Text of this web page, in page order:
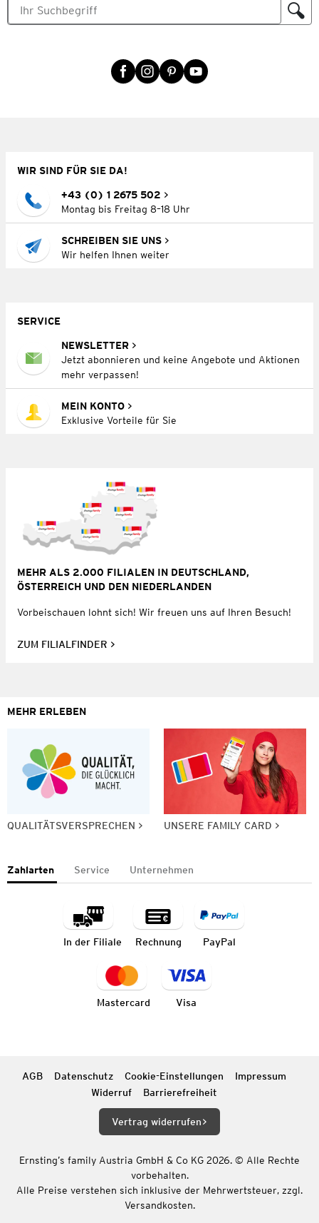
WIR SIND FÜR SIE DA!
+43 (0) 1 2675 502
Montag bis Freitag 8–18 Uhr
SCHREIBEN SIE UNS
Wir helfen Ihnen weiter
SERVICE
NEWSLETTER
Jetzt abonnieren und keine Angebote und Aktionen
mehr verpassen!
MEIN KONTO
Exklusive Vorteile für Sie
MEHR ALS 2.000 FILIALEN IN DEUTSCHLAND,
ÖSTERREICH UND DEN NIEDERLANDEN
Vorbeischauen lohnt sich! Wir freuen uns auf Ihren Besuch!
ZUM FILIALFINDER
MEHR ERLEBEN
QUALITÄTSVERSPRECHEN UNSERE FAMILY CARD
Zahlarten Service Unternehmen
In der Filiale Rechnung PayPal
Mastercard Visa
AGB Datenschutz Cookie-Einstellungen
Impressum
Widerruf
Barrierefreiheit
Vertrag widerrufen
Ernsting’s family Austria GmbH & Co KG 2026. © Alle Rechte
vorbehalten.
Alle Preise verstehen sich inklusive der Mehrwertsteuer, zzgl.
Versandkosten.